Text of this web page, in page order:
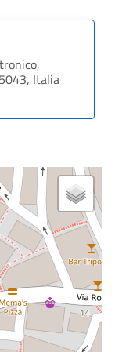
Italia